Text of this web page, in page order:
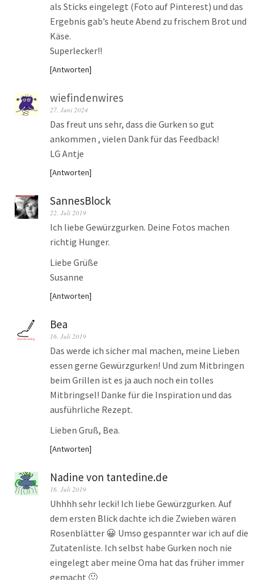
als Sticks eingelegt (Foto auf Pinterest) und das
Ergebnis gab’s heute Abend zu frischem Brot und
Käse.
Superlecker!!
Antworten
wiefindenwires
27. Juni 2024
Das freut uns sehr, dass die Gurken so gut
ankommen , vielen Dank für das Feedback!
LG Antje
Antworten
SannesBlock
22. Juli 2019
Ich liebe Gewürzgurken. Deine Fotos machen
richtig Hunger.
Liebe Grüße
Susanne
Antworten
Bea
16. Juli 2019
Das werde ich sicher mal machen, meine Lieben
essen gerne Gewürzgurken! Und zum Mitbringen
beim Grillen ist es ja auch noch ein tolles
Mitbringsel! Danke für die Inspiration und das
ausführliche Rezept.
Lieben Gruß, Bea.
Antworten
Nadine von tantedine.de
16. Juli 2019
Uhhhh sehr lecki! Ich liebe Gewürzgurken. Auf
dem ersten Blick dachte ich die Zwieben wären
Rosenblätter 😀 Umso gespannter war ich auf die
Zutatenliste. Ich selbst habe Gurken noch nie
eingelegt aber meine Oma hat das früher immer
gemacht 🙂